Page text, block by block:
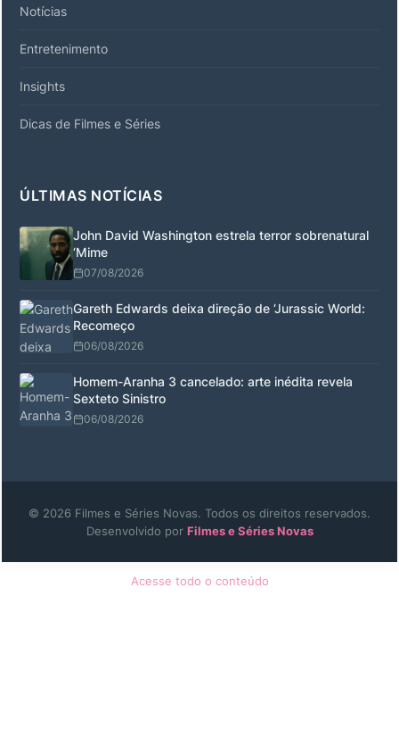
Notícias
Entretenimento
Insights
Dicas de Filmes e Séries
ÚLTIMAS NOTÍCIAS
John David Washington estrela terror sobrenatural
‘Mime
07/08/2026
Gareth Edwards deixa direção de ‘Jurassic World:
Recomeço
06/08/2026
Homem-Aranha 3 cancelado: arte inédita revela
Sexteto Sinistro
06/08/2026
© 2026 Filmes e Séries Novas. Todos os direitos reservados.
Desenvolvido por Filmes e Séries Novas
Acesse todo o conteúdo